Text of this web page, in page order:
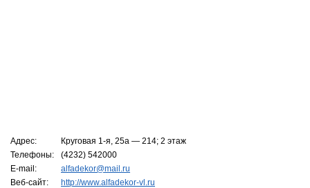
Адрес:
Круговая 1-я, 25а — 214; 2 этаж
Телефоны:
(4232) 542000
E-mail:
alfadekor@mail.ru
Веб-сайт:
http://www.alfadekor-vl.ru